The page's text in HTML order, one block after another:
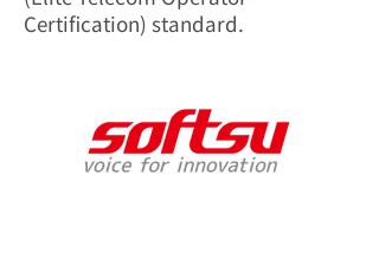
Certification) standard.